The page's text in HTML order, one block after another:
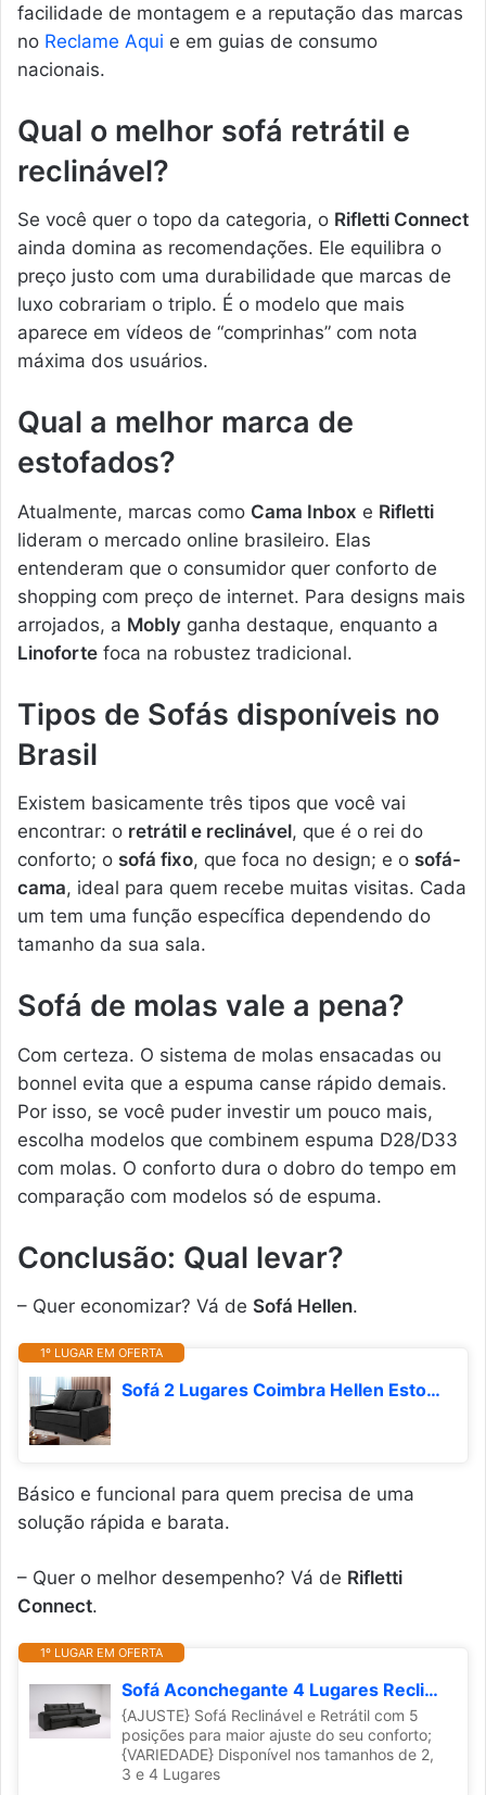
facilidade de montagem e a reputação das marcas
no Reclame Aqui e em guias de consumo
nacionais.
Qual o melhor sofá retrátil e
reclinável?
Se você quer o topo da categoria, o Rifletti Connect
ainda domina as recomendações. Ele equilibra o
preço justo com uma durabilidade que marcas de
luxo cobrariam o triplo. É o modelo que mais
aparece em vídeos de “comprinhas” com nota
máxima dos usuários.
Qual a melhor marca de
estofados?
Atualmente, marcas como Cama Inbox e Rifletti
lideram o mercado online brasileiro. Elas
entenderam que o consumidor quer conforto de
shopping com preço de internet. Para designs mais
arrojados, a Mobly ganha destaque, enquanto a
Linoforte foca na robustez tradicional.
Tipos de Sofás disponíveis no
Brasil
Existem basicamente três tipos que você vai
encontrar: o retrátil e reclinável, que é o rei do
conforto; o sofá fixo, que foca no design; e o sofá-
cama, ideal para quem recebe muitas visitas. Cada
um tem uma função específica dependendo do
tamanho da sua sala.
Sofá de molas vale a pena?
Com certeza. O sistema de molas ensacadas ou
bonnel evita que a espuma canse rápido demais.
Por isso, se você puder investir um pouco mais,
escolha modelos que combinem espuma D28/D33
com molas. O conforto dura o dobro do tempo em
comparação com modelos só de espuma.
Conclusão: Qual levar?
– Quer economizar? Vá de Sofá Hellen.
1º LUGAR EM OFERTA
Sofá 2 Lugares Coimbra Hellen Estofados Cinza
Básico e funcional para quem precisa de uma
solução rápida e barata.
– Quer o melhor desempenho? Vá de Rifletti
Connect.
1º LUGAR EM OFERTA
Sofá Aconchegante 4 Lugares Reclinável e Retrátil Bel Veludo LIMOV (Cinza Chumbo, 2,50m)
{AJUSTE} Sofá Reclinável e Retrátil com 5
posições para maior ajuste do seu conforto;
{VARIEDADE} Disponível nos tamanhos de 2,
3 e 4 Lugares